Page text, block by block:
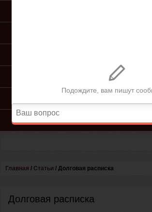
ПОДАЧА ИСКА
КОНСУЛЬТАЦИЯ ЮРИСТА
Главная / Статьи / Долговая расписка
Долговая расписка